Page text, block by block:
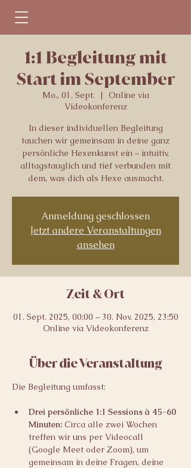
1:1 Begleitung mit
Start im September
Mo., 01. Sept.
  |
Online via
Videokonferenz
In dieser individuellen Begleitung
tauchen wir gemeinsam in deine ganz
persönliche Hexenkunst ein – intuitiv,
alltagstauglich und tief verbunden mit
dem, was dich als Hexe ausmacht.
Anmeldung geschlossen
Jetzt andere Veranstaltungen
ansehen
Zeit & Ort
01. Sept. 2025, 00:00 – 30. Nov. 2025, 23:50
Online via Videokonferenz
Über die Veranstaltung
Die Begleitung umfasst:
Drei persönliche 1:1 Sessions à 45-60
Minuten: Circa alle zwei Wochen
treffen wir uns per Videocall
(Google Meet oder Zoom), um
gemeinsam in deine Fragen, deine